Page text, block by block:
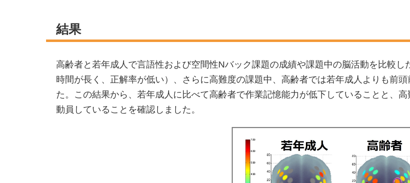
結果
高齢者と若年成人で言語性および空間性Nバック課題の成績や課題中の脳活動を比較
時間が長く、正解率が低い）、さらに高難度の課題中、高齢者では若年成人よりも前
た。この結果から、若年成人に比べて高齢者で作業記憶能力が低下していることと、
動員していることを確認しました。